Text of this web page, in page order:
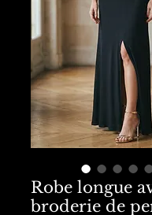
Robe longue
broderie de